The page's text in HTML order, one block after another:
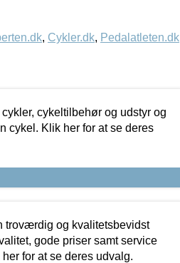
, Cykler.dk, Pedalatleten.dk
cykeltilbehør og udstyr og
cykel. Klik her for at se deres
troværdig og kvalitetsbevidst
gode priser samt service
for at se deres udvalg.